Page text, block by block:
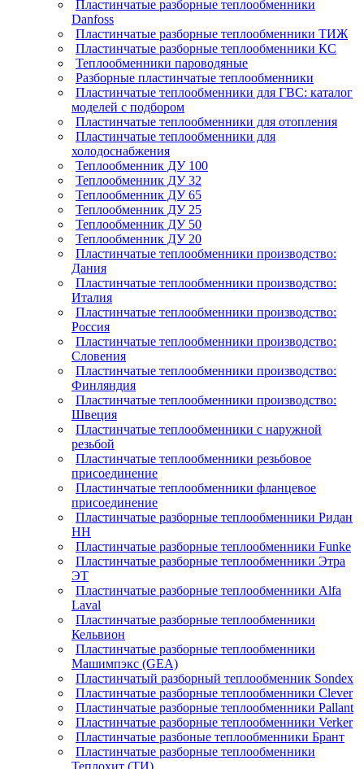
Пластинчатые разборные теплообменники
Danfoss
Пластинчатые разборные теплообменники ТИЖ
Пластинчатые разборные теплообменники КC
Теплообменники пароводяные
Разборные пластинчатые теплообменники
Пластинчатые теплообменники для ГВС: каталог
моделей с подбором
Пластинчатые теплообменники для отопления
Пластинчатые теплообменники для
холодоснабжения
Теплообменник ДУ 100
Теплообменник ДУ 32
Теплообменник ДУ 65
Теплообменник ДУ 25
Теплообменник ДУ 50
Теплообменник ДУ 20
Пластинчатые теплообменники производство:
Дания
Пластинчатые теплообменники производство:
Италия
Пластинчатые теплообменники производство:
Россия
Пластинчатые теплообменники производство:
Словения
Пластинчатые теплообменники производство:
Финляндия
Пластинчатые теплообменники производство:
Швеция
Пластинчатые теплообменники с наружной
резьбой
Пластинчатые теплообменники резьбовое
присоединение
Пластинчатые теплообменники фланцевое
присоединение
Пластинчатые разборные теплообменники Ридан
НН
Пластинчатые разборные теплообменники Funke
Пластинчатые разборные теплообменники Этра
ЭТ
Пластинчатые разборные теплообменники Alfa
Laval
Пластинчатые разборные теплообменники
Кельвион
Пластинчатые разборные теплообменники
Машимпэкс (GEA)
Пластинчатый разборный теплообменник Sondex
Пластинчатые разборные теплообменники Clever
Пластинчатые разборные теплообменники Pallant
Пластинчатые разборные теплообменники Verker
Пластинчатые разбоные теплообменники Брант
Пластинчатые разборные теплообменники
Теплохит (ТИ)